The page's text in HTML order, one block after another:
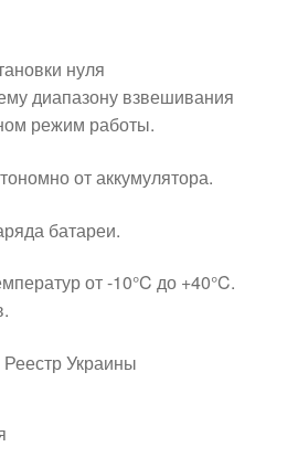
нуля
диапазону взвешивания
режим работы.
от аккумулятора.
батареи.
от -10°C до +40°C.
Украины